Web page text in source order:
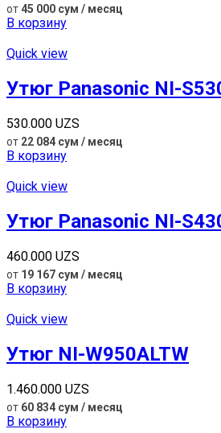
от45 000 сум / месяц
В корзину
Quick view
Утюг Panasonic NI-
530.000 UZS
от 22 084 сум / месяц
В корзину
Quick view
Утюг Panasonic NI-
460.000 UZS
от 19 167 сум / месяц
В корзину
Quick view
Утюг NI-W950ALTW
1.460.000 UZS
от 60 834 сум / месяц
В корзину